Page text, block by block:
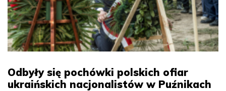
Odbyły się pochówki polskich ofiar
ukraińskich nacjonalistów w Puźnikach